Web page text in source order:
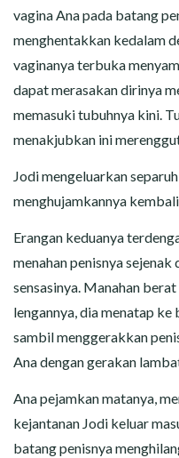
vagina Ana pada batang
menghentakkan kedalam
vaginanya terbuka
dapat merasakan dirinya
memasuki tubuhnya kini.
menakjubkan ini
Jodi mengeluarkan
menghujamkannya
Erangan keduanya
menahan penisnya
sensasinya. Manahan
lengannya, dia menatap
sambil menggerakkan
Ana dengan gerakan
Ana pejamkan matanya,
kejantanan Jodi keluar
batang penisnya